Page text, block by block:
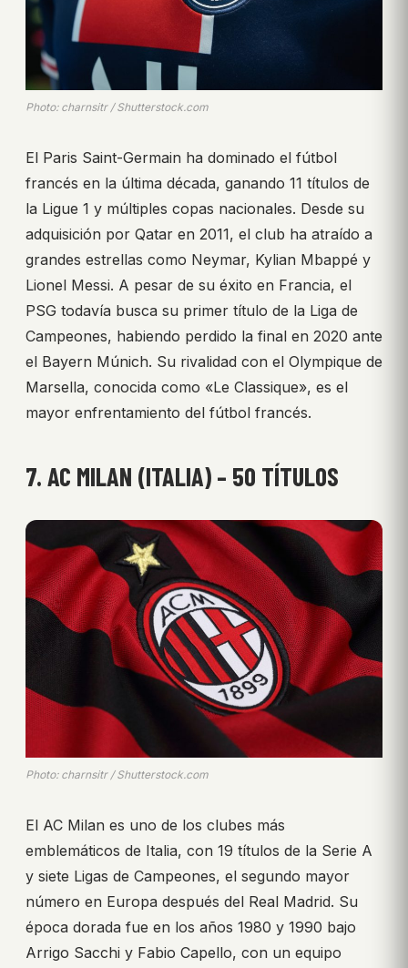
Photo: charnsitr / Shutterstock.com
El Paris Saint-Germain ha dominado el fútbol
francés en la última década, ganando 11 títulos de
la Ligue 1 y múltiples copas nacionales. Desde su
adquisición por Qatar en 2011, el club ha atraído a
grandes estrellas como Neymar, Kylian Mbappé y
Lionel Messi. A pesar de su éxito en Francia, el
PSG todavía busca su primer título de la Liga de
Campeones, habiendo perdido la final en 2020 ante
el Bayern Múnich. Su rivalidad con el Olympique de
Marsella, conocida como «Le Classique», es el
mayor enfrentamiento del fútbol francés.
7. AC MILAN (ITALIA) – 50 TÍTULOS
Photo: charnsitr / Shutterstock.com
El AC Milan es uno de los clubes más
emblemáticos de Italia, con 19 títulos de la Serie A
y siete Ligas de Campeones, el segundo mayor
número en Europa después del Real Madrid. Su
época dorada fue en los años 1980 y 1990 bajo
Arrigo Sacchi y Fabio Capello, con un equipo